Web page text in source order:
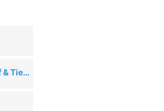
Tierbedarf & Tierhandel